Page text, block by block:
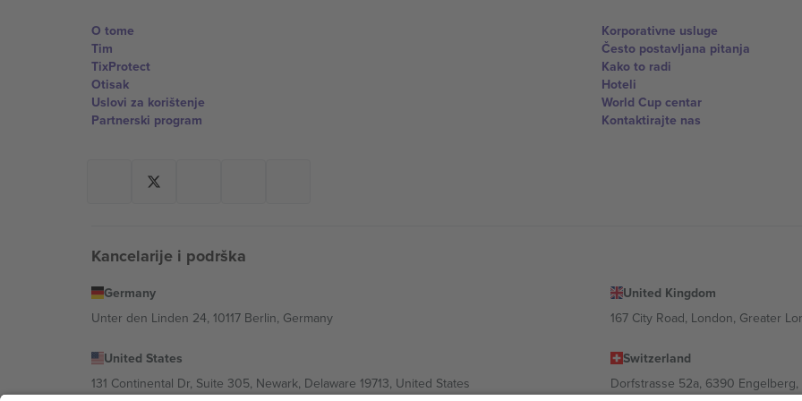
O tome
Tim
TixProtect
Otisak
Uslovi za korištenje
Partnerski program
Korporativne usluge
Često postavljana pitanja
Kako to radi
Hoteli
World Cup centar
Kontaktirajte nas
Kancelarije i podrška
Germany
Unter den Linden 24, 10117 Berlin, Germany
United Kingdom
167 City Road, London, Greater
United States
131 Continental Dr, Suite 305, Newark, Delaware 19713, United States
Switzerland
Dorfstrasse 52a, 6390 Engelberg,